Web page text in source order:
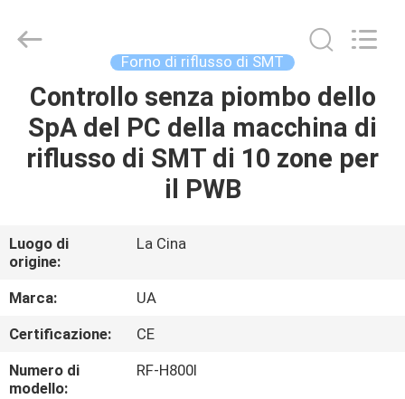
CASA
PRODOTTI
NOI
GIRO
DELLA
FABBRICA
UNIQUE
AUTOMATION
Reserved.
Forno di riflusso di SMT
Controllo senza piombo dello
SpA del PC della macchina di
riflusso di SMT di 10 zone per
il PWB
Luogo di
origine:
La Cina
Marca:
UA
Certificazione:
CE
Numero di
modello:
RF-H800Ⅰ